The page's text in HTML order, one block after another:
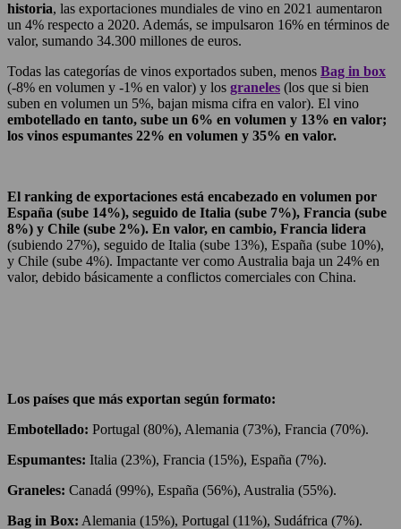
historia, las exportaciones mundiales de vino en 2021 aumentaron
un 4% respecto a 2020. Además, se impulsaron 16% en términos de
valor, sumando 34.300 millones de euros.
Todas las categorías de vinos exportados suben, menos Bag in box
(-8% en volumen y -1% en valor) y los graneles (los que si bien
suben en volumen un 5%, bajan misma cifra en valor). El vino
embotellado en tanto, sube un 6% en volumen y 13% en valor;
los vinos espumantes 22% en volumen y 35% en valor.
El ranking de exportaciones está encabezado en volumen por
España (sube 14%), seguido de Italia (sube 7%), Francia (sube
8%) y Chile (sube 2%). En valor, en cambio, Francia lidera
(subiendo 27%), seguido de Italia (sube 13%), España (sube 10%),
y Chile (sube 4%). Impactante ver como Australia baja un 24% en
valor, debido básicamente a conflictos comerciales con China.
Los países que más exportan según formato:
Embotellado: Portugal (80%), Alemania (73%), Francia (70%).
Espumantes: Italia (23%), Francia (15%), España (7%).
Graneles: Canadá (99%), España (56%), Australia (55%).
Bag in Box: Alemania (15%), Portugal (11%), Sudáfrica (7%).